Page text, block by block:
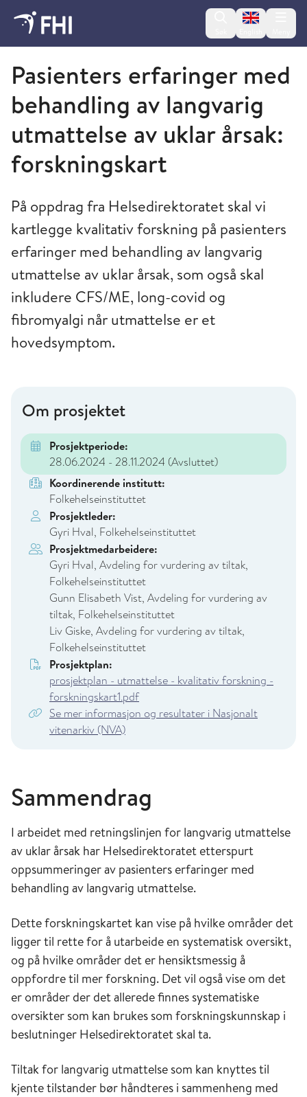
Change
Folkehelseinstituttet
Pasienters erfaringer med
behandling av langvarig
utmattelse av uklar årsak:
forskningskart
På oppdrag fra Helsedirektoratet skal vi
kartlegge kvalitativ forskning på pasienters
erfaringer med behandling av langvarig
utmattelse av uklar årsak, som også skal
inkludere CFS/ME, long-covid og
fibromyalgi når utmattelse er et
hovedsymptom.
Om prosjektet
Prosjektperiode:
28.06.2024 - 28.11.2024 (Avsluttet)
Koordinerende institutt:
Folkehelseinstituttet
Prosjektleder:
Gyri Hval, Folkehelseinstituttet
Prosjektmedarbeidere:
Gyri Hval, Avdeling for vurdering av tiltak,
Folkehelseinstituttet
Gunn Elisabeth Vist, Avdeling for vurdering av
tiltak, Folkehelseinstituttet
Liv Giske, Avdeling for vurdering av tiltak,
Folkehelseinstituttet
Prosjektplan:
prosjektplan - utmattelse - kvalitativ forskning -
forskningskart1.pdf
Se mer informasjon og resultater i Nasjonalt
vitenarkiv (NVA)
Sammendrag
I arbeidet med retningslinjen for langvarig utmattelse
av uklar årsak har Helsedirektoratet etterspurt
oppsummeringer av pasienters erfaringer med
behandling av langvarig utmattelse.
Dette forskningskartet kan vise på hvilke områder det
ligger til rette for å utarbeide en systematisk oversikt,
og på hvilke områder det er hensiktsmessig å
oppfordre til mer forskning. Det vil også vise om det
er områder der det allerede finnes systematiske
oversikter som kan brukes som forskningskunnskap i
beslutninger Helsedirektoratet skal ta.
Tiltak for langvarig utmattelse som kan knyttes til
kjente tilstander bør håndteres i sammenheng med